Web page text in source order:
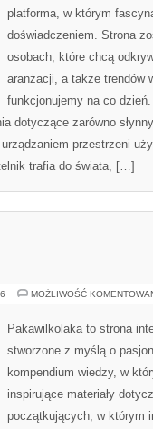
platforma, w którym
doświadczeniem. Strona
osobach, które chcą
aranżacji, a także trendów
funkcjonujemy na co
dotyczące zarówno
przestrzeni
trafia do świata, […]
MOŻLIWOŚĆ
Pakawilkolaka to strona
stworzone z myślą o
kompendium wiedzy, w
inspirujące materiały
początkujących, w którym